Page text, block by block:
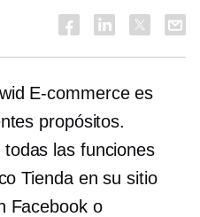
E-commercees
propósitos.
todas las funciones
Tienda en su sitio
Facebook o